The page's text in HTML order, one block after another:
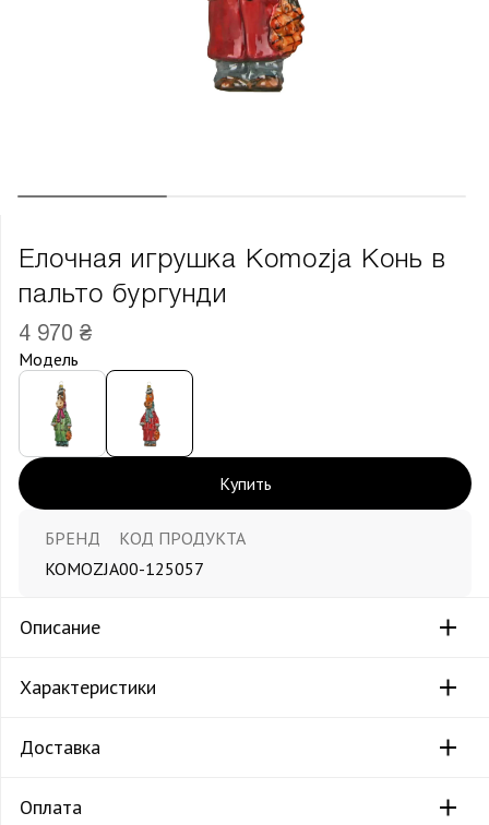
Елочная игрушка Komozja Конь в
пальто бургунди
4 970 ₴
Модель
Купить
БРЕНД
KOMOZJA
КОД ПРОДУКТА
00-125057
Описание
Характеристики
Доставка
Оплата